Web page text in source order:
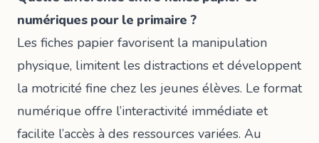
numériques pour le primaire ?
Les fiches papier favorisent la manipulation
physique, limitent les distractions et développent
la motricité fine chez les jeunes élèves. Le format
numérique offre l’interactivité immédiate et
facilite l’accès à des ressources variées. Au